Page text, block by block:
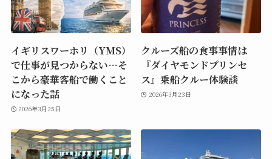
イギリスワーホリ（YMS）
で仕事が見つからない…そ
こから豪華客船で働くこと
になった話
2026年3月25日
クルーズ船の食事事情は
『ダイヤモンドプリンセ
ス』乗船クルー体験談
2026年3月23日